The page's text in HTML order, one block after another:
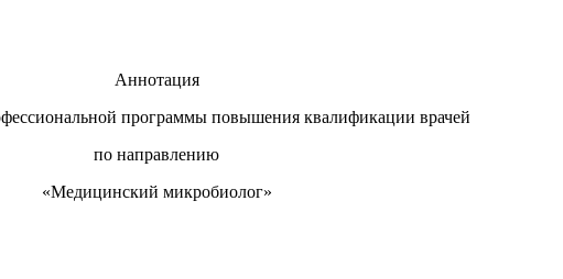
Аннотация
программы повышения квалификации врачей
по направлению
«Медицинский микробиолог»